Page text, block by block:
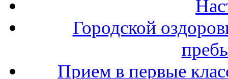
Городской
Прием в первые